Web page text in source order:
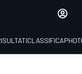
CLASSIFICA